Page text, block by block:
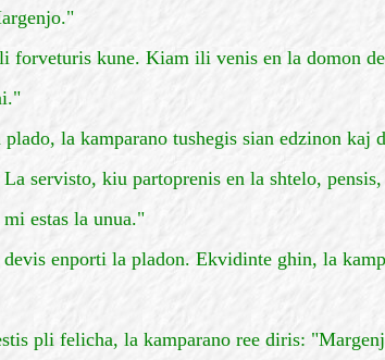
forveturis kune. Kiam ili venis en la domon
la kamparano tushegis sian edzinon kaj
servisto, kiu partoprenis en la shtelo,
estas la unua."
enporti la pladon. Ekvidinte ghin, la
pli felicha, la kamparano ree diris: